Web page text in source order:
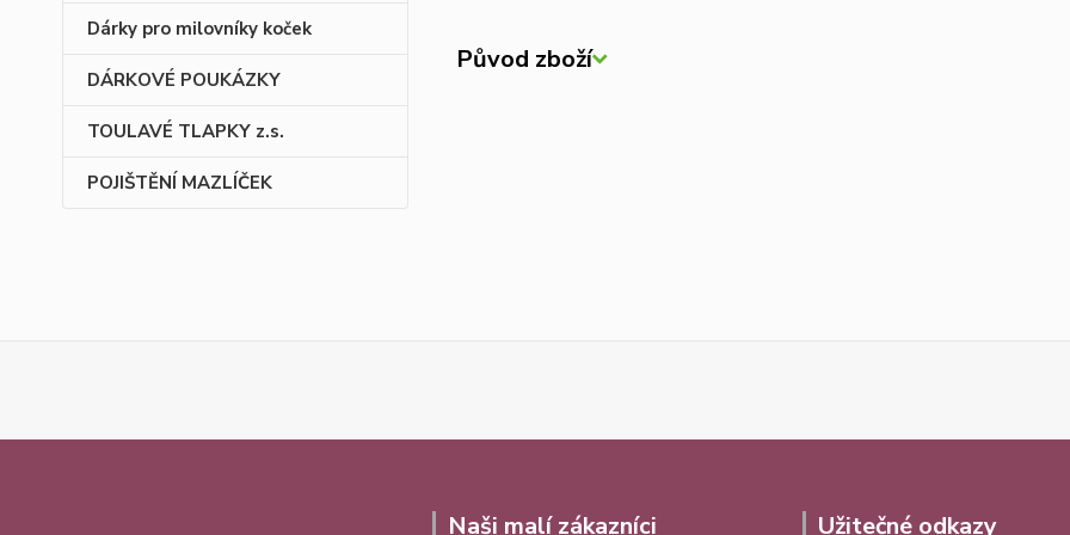
Dárky pro milovníky koček
DÁRKOVÉ POUKÁZKY
TOULAVÉ TLAPKY z.s.
POJIŠTĚNÍ MAZLÍČEK
Původ zboží
Naši malí zákazníci Užitečné odkazy